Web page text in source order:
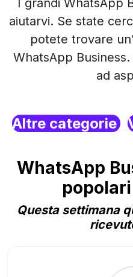
I grandi WhatsApp
aiutarvi. Se state
potete trovare
WhatsApp
ad
Altre categorie
WhatsApp
Questa settimana